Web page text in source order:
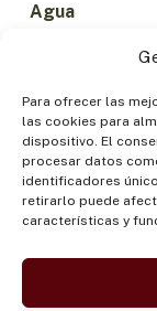
Para ofrecer las
las cookies para
dispositivo. El
procesar datos
identificadores
retirarlo puede
características y
Agua
Economía
Bosques y
Participación
Pueblos